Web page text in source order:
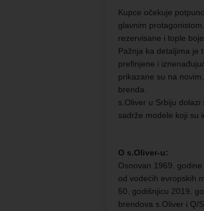
Kupce očekuje
glavnim
rezervisane i tople
Pažnja ka detaljima je
prefinjene i
prikazane su na
brenda.
s.Oliver u Srbiju dolazi
sadrže modele koji su
O s.Oliver-u:
Osnovan 1969.
od vodećih evropskih
50. godišnjicu 2019.
brendova s.Oliver i Q/